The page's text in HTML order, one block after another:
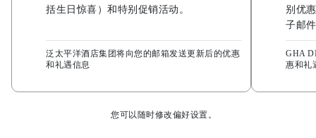
括生日惊喜）和特别促销活动。
泛太平洋酒店集团将向您的邮箱发送更新后的优惠
和礼遇信息
别优
子邮
GHA
惠和礼
您可以随时修改偏好设置。